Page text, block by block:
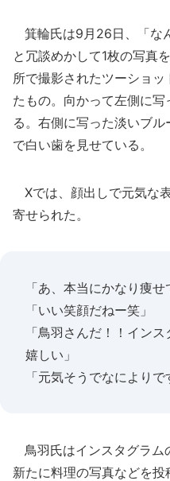
箕輪氏は9月26日、「な
と冗談めかして1枚の写真
所で撮影されたツーショ
たもの。向かって左側に
る。右側に写った淡いブ
で白い歯を見せている。
Xでは、顔出しで元気な
寄せられた。
「あ、本当にかなり痩せ
「いい笑顔だねー笑」
「鳥羽さんだ！！イン
嬉しい」
「元気そうでなによりで
鳥羽氏はインスタグラム
新たに料理の写真などを